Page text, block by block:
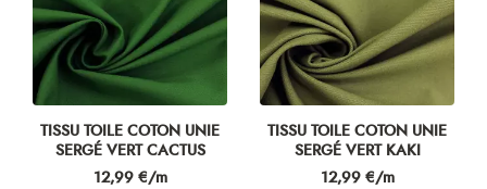
TISSU TOILE COTON UNIE
SERGÉ VERT CACTUS
Prix
12,99 €/m
TISSU TOILE COTON UNIE
SERGÉ VERT KAKI
Prix
12,99 €/m